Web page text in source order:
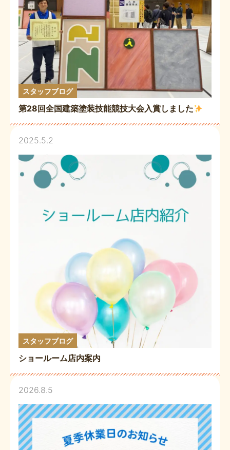
スタッフブログ
第28回全国建築塗装技能競技大会入賞しました
2025.5.2
スタッフブログ
ショールーム店内案内
2026.8.5